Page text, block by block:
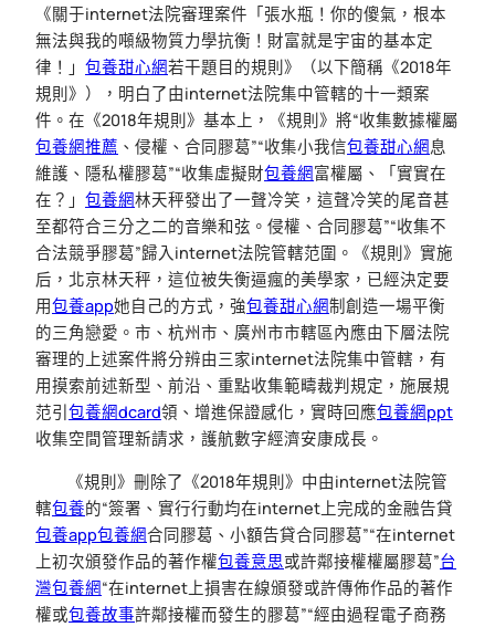
《關于internet法院審理案件「張水瓶！你的傻氣，根本
無法與我的噸級物質力學抗衡！財富就是宇宙的基本定
律！」 包養甜心網若干題目的規則》（以下簡稱《2018年
規則》），明白了由internet法院集中管轄的十一類案
件。在《2018年規則》基本上，《規則》將“收集數據權屬
包養網推薦 、侵權、合同膠葛”“收集小我信包養甜心網息
維護、隱私權膠葛”“收集虛擬財包養網富權屬、「實實在
在？」 包養網林天秤發出了一聲冷笑，這聲冷笑的尾音甚
至都符合三分之二的音樂和弦。侵權、合同膠葛”“收集不
合法競爭膠葛”歸入internet法院管轄范圍。《規則》實施
后，北京林天秤，這位被失衡逼瘋的美學家，已經決定要
用包養app她自己的方式，強包養甜心網制創造一場平衡
的三角戀愛。市、杭州市、廣州市市轄區內應由下層法院
審理的上述案件將分辨由三家internet法院集中管轄，有
用摸索前述新型、前沿、重點收集範疇裁判規定，施展規
范引 包養網dcard領、增進保證感化，實時回應包養網ppt
收集空間管理新請求，護航數字經濟安康成長。
《規則》刪除了《2018年規則》中由internet法院管
轄包養的“簽署、實行行動均在internet上完成的金融告貸
包養app包養網合同膠葛、小額告貸合同膠葛”“在internet
上初次頒發作品的著作權包養意思或許鄰接權權屬膠葛”台
灣包養網“在internet上損害在線頒發或許傳佈作品的著作
權或包養故事許鄰接權而發生的膠葛”“經由過程電子商務